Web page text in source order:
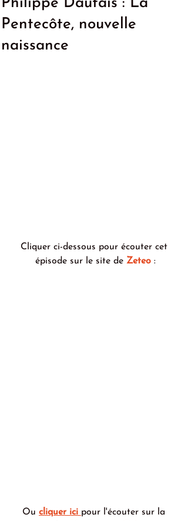
Philippe Dautais : La
Pentecôte, nouvelle
naissance
Cliquer ci-dessous pour écouter cet
épisode sur le site de Zeteo :
Ou cliquer ici pour l'écouter sur la